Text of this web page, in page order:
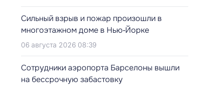
Сильный взрыв и пожар произошли в
многоэтажном доме в Нью‑Йорке
06 августа 2026 08:39
Сотрудники аэропорта Барселоны вышли
на бессрочную забастовку